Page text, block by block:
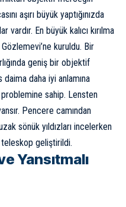
aşırı büyük yaptığınızda
vardır. En büyük kalıcı kırılma
kuruldu. Bir
geniş bir objektif
daha iyi anlamına
problemine sahip. Lensten
Pencere camından
sönük yıldızları incelerken
teleskop geliştirildi.
Yansıtmalı